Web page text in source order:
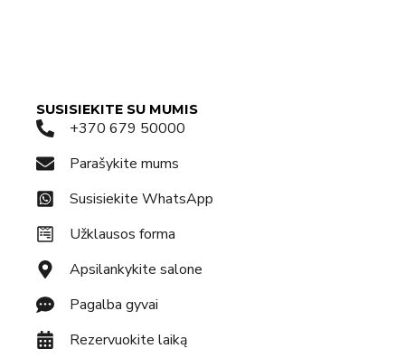
SUSISIEKITE SU MUMIS
+370 679 50000
Parašykite mums
Susisiekite WhatsApp
Užklausos forma
Apsilankykite salone
Pagalba gyvai
Rezervuokite laiką